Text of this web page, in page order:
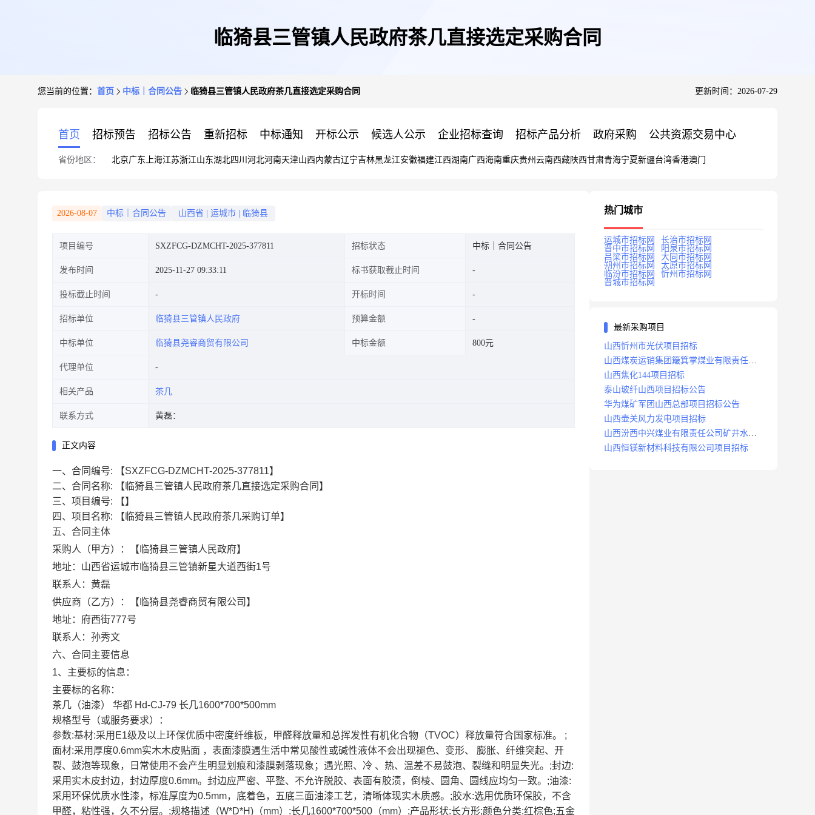
临猗县三管镇人民政府茶几直接选定采购合同
您当前的位置： 首页 中标｜合同公告 临猗县三管镇人民政府茶几直接选定采购合同 更新时间：2026-07-29
首页 招标预告 招标公告 重新招标 中标通知 开标公示 候选人公示 企业招标查询 招标产品分析 政府采购 公共资源交易中心
省份地区： 北京广东 上海江苏浙江山东湖北四川 河北河南天津山西内蒙古辽宁吉林黑龙江安徽福建江西湖南广西海南重庆贵州 云南西藏陕西甘肃青海宁夏新疆台湾香港澳门
2026-08-07 中标｜合同公告 山西省 运城市 临猗县
项目编号 SXZFCG-DZMCHT-2025-377811 招标状态 中标｜合同公告
发布时间 2025-11-27 09:33:11 标书获取截止时间
投标截止时间 开标时间
招标单位 临猗县三管镇人民政府 预算金额
中标单位 临猗县尧睿商贸有限公司 中标金额 800元
代理单位
相关产品 茶几
联系方式 黄磊：
正文内容
一、合同编号:
【SXZFCG-DZMCHT-2025-377811】
二、合同名称:
【临猗县三管镇人民政府茶几直接选定采购合同】
三、项目编号:
【】
四、项目名称:
【临猗县三管镇人民政府茶几采购订单】
五、合同主体
采购人（甲方）：【临猗县三管镇人民政府】
地址：山西省运城市临猗县三管镇新星大道西街1号
联系人：黄磊
供应商（乙方）：【临猗县尧睿商贸有限公司】
地址：府西街777号
联系人：孙秀文
六、合同主要信息
1、主要标的信息：
主要标的名称：
茶几（油漆） 华都 Hd-CJ-79 长几1600*700*500mm
规格型号（或服务要求）：
参数:基材:采用E1级及以上环保优质中密度纤维板，甲醛释放量和总挥发性有机化合物（TVOC）释放量符合国家标准。 ;
面材:采用厚度0.6mm实木木皮贴面 ，表面漆膜遇生活中常见酸性或碱性液体不会出现褪色、变形、 膨胀、纤维突起、开
裂、鼓泡等现象，日常使用不会产生明显划痕和漆膜剥落现象；遇光照、冷 、热、温差不易鼓泡、裂缝和明显失光。;封边:
采用实木皮封边，封边厚度0.6mm。封边应严密、平整、不允许脱胶、表面有胶渍，倒棱、圆角、圆线应均匀一致。;油漆:
采用环保优质水性漆，标准厚度为0.5mm，底着色，五底三面油漆工艺，清晰体现实木质感。;胶水:选用优质环保胶，不含
甲醛，粘性强，久不分层。;规格描述（W*D*H)（mm）:长几1600*700*500（mm）;产品形状:长方形;颜色分类:红棕色;五金
热门城市
运城市招标网
长治市招标网
晋中市招标网
阳泉市招标网
吕梁市招标网
大同市招标网
朔州市招标网
太原市招标网
临汾市招标网
忻州市招标网
晋城市招标网
最新采购项目
山西忻州市光伏项目招标
山西煤炭运销集团簸箕掌煤业有限责任公
司井田地面三维地震勘探项目招标
山西焦化144项目招标
泰山玻纤山西项目招标公告
华为煤矿军团山西总部项目招标公告
山西壶关风力发电项目招标
山西汾西中兴煤业有限责任公司矿井水处
理站升级改造项目招标
山西恒镁新材料科技有限公司项目招标